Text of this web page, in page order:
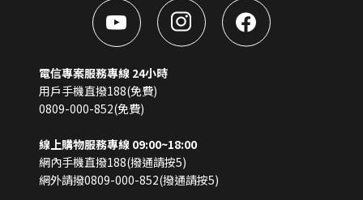
電信專案服務專線 24小時
用戶手機直撥188(免費)
0809-000-852(免費)
線上購物服務專線 09:00~18:00
網內手機直撥188(撥通請按5)
網外請撥0809-000-852(撥通請按5)